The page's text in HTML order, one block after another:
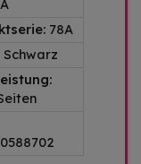
78A
Schwarz